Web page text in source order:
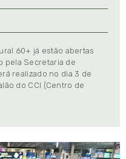
60+ já estão abertas
pela Secretaria de
realizado no dia 3 de
do CCI (Centro de